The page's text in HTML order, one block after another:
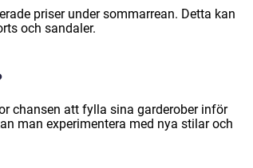
priser under sommarrean. Detta kan
och sandaler.
chansen att fylla sina garderober inför
man experimentera med nya stilar och